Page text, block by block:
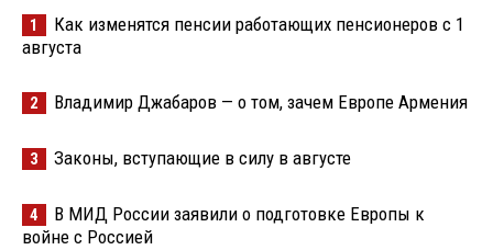
1
Как изменятся пенсии работающих пенсионеров с 1
августа
2 Владимир Джабаров — о том, зачем Европе Армения
3 Законы, вступающие в силу в августе
4
В МИД России заявили о подготовке Европы к
войне с Россией